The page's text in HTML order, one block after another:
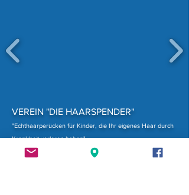
VEREIN "DIE HAARSPENDER"
"Echthaarperücken für Kinder, die Ihr eigenes Haar durch
Krankheit verloren haben"
Götzgasse 3, Top 29